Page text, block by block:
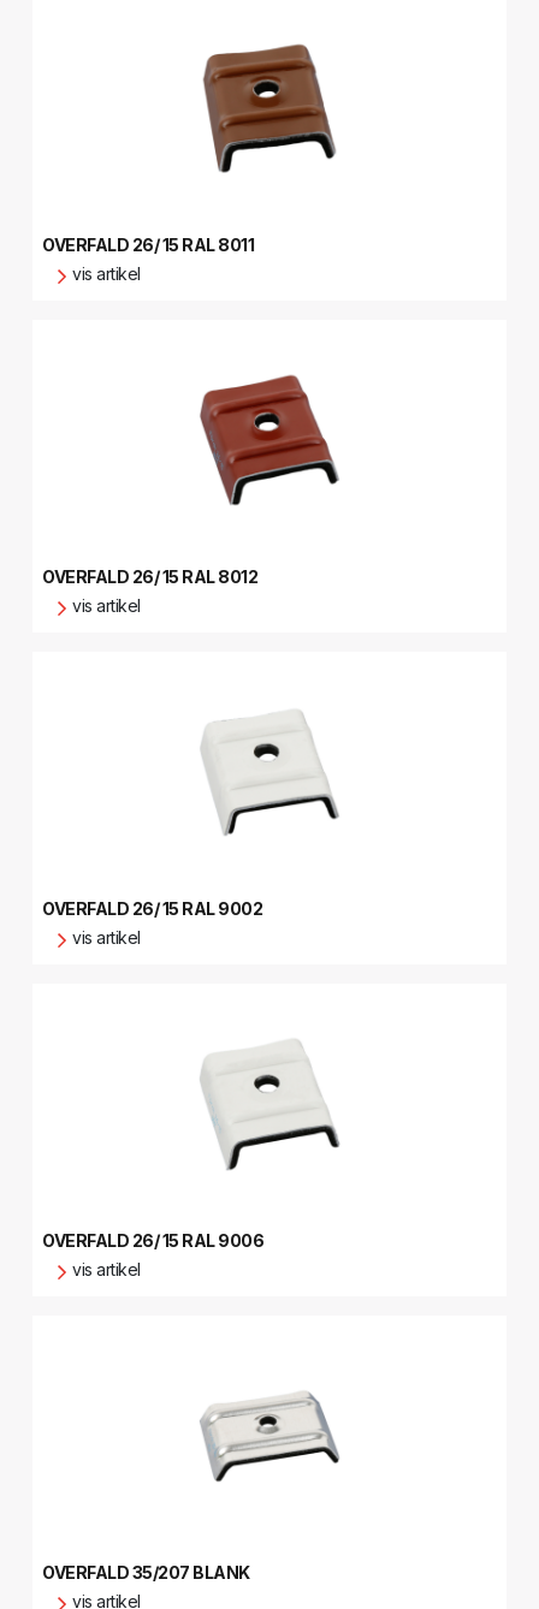
OVERFALD 26/ 15 RAL 8011
vis artikel
OVERFALD 26/ 15 RAL 8012
vis artikel
OVERFALD 26/ 15 RAL 9002
vis artikel
OVERFALD 26/ 15 RAL 9006
vis artikel
OVERFALD 35/207 BLANK
vis artikel